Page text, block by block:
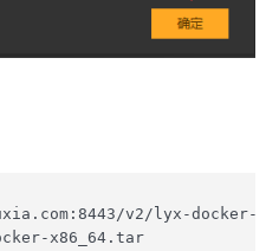
v2/lyx-docker-
x86_64.tar